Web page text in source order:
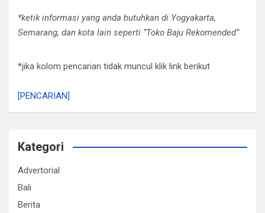
*ketik informasi yang anda butuhkan di Yogyakarta,
Semarang, dan kota lain seperti “Toko Baju Rekomended”
*jika kolom pencarian tidak muncul klik link berikut
[PENCARIAN]
Kategori
Advertorial
Bali
Berita